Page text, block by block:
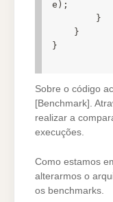
e);
}
Sobre o código
[Benchmark].
realizar a
execuções.
Como estamos
alterarmos o
os benchmarks.